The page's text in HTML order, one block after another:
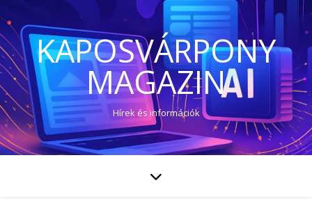
KAPOSVÁRPONY
MAGAZIN
Hírek és információk